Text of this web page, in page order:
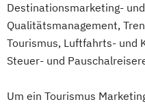
Destinationsmarketing-
Qualitätsmanagement,
Tourismus, Luftfahrts- und
Steuer- und
Um ein Tourismus